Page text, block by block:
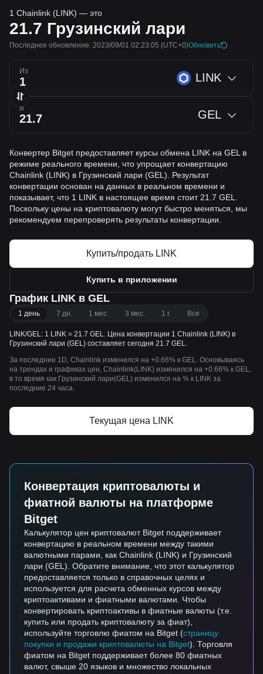
1 Chainlink (LINK) — это
21.7 Грузинский лари
Последнее обновление: 2023/09/01 02:23:05 (UTC+0)Обновить
Из LINK
В GEL
Конвертер Bitget предоставляет курсы обмена LINK на GEL в
режиме реального времени, что упрощает конвертацию
Chainlink (LINK) в Грузинский лари (GEL). Результат
конвертации основан на данных в реальном времени и
показывает, что 1 LINK в настоящее время стоит 21.7 GEL.
Поскольку цены на криптовалюту могут быстро меняться, мы
рекомендуем перепроверять результаты конвертации.
Купить/продать LINK
Купить в приложении
График LINK в GEL
1 день 7 дн. 1 мес. 3 мес. 1 г. Все
LINK/GEL: 1 LINK = 21.7 GEL. Цена конвертации 1 Chainlink (LINK) в
Грузинский лари (GEL) составляет сегодня 21.7 GEL.
За последние 1D, Chainlink изменился на +0.66% к GEL. Основываясь
на трендах и графиках цен, Chainlink(LINK) изменился на +0.66% к GEL,
в то время как Грузинский лари(GEL) изменился на % к LINK за
последние 24 часа.
Текущая цена LINK
Конвертация криптовалюты и
фиатной валюты на платформе
Bitget
Калькулятор цен криптовалют Bitget поддерживает
конвертацию в реальном времени между такими
валютными парами, как Chainlink (LINK) и Грузинский
лари (GEL). Обратите внимание, что этот калькулятор
предоставляется только в справочных целях и
используется для расчета обменных курсов между
криптоактивами и фиатными валютами. Чтобы
конвертировать криптоактивы в фиатные валюты (т.е.
купить или продать криптовалюту за фиат),
используйте торговлю фиатом на Bitget (страницу
покупки и продажи криптовалюты на Bitget). Торговля
фиатом на Bitget поддерживает более 80 фиатных
валют, свыше 20 языков и множество локальных